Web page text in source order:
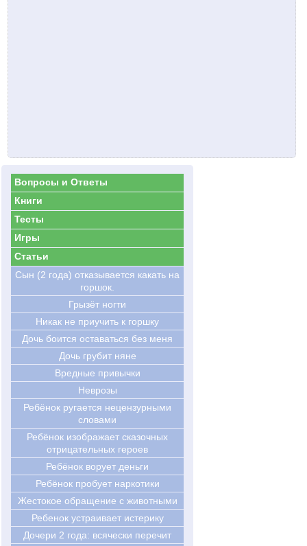
Вопросы и Ответы
Книги
Тесты
Игры
Статьи
Сын (2 года) отказывается какать на
горшок.
Грызёт ногти
Никак не приучить к горшку
Дочь боится оставаться без меня
Дочь грубит няне
Вредные привычки
Неврозы
Ребёнок ругается нецензурными
словами
Ребёнок изображает сказочных
отрицательных героев
Ребёнок ворует деньги
Ребёнок пробует наркотики
Жестокое обращение с животными
Ребенок устраивает истерику
Дочери 2 года: всячески перечит